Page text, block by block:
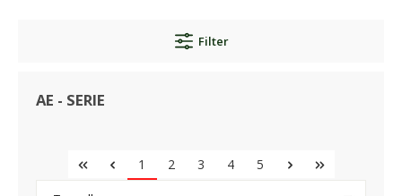
Filter
AE - SERIE
1 2 3 4 5